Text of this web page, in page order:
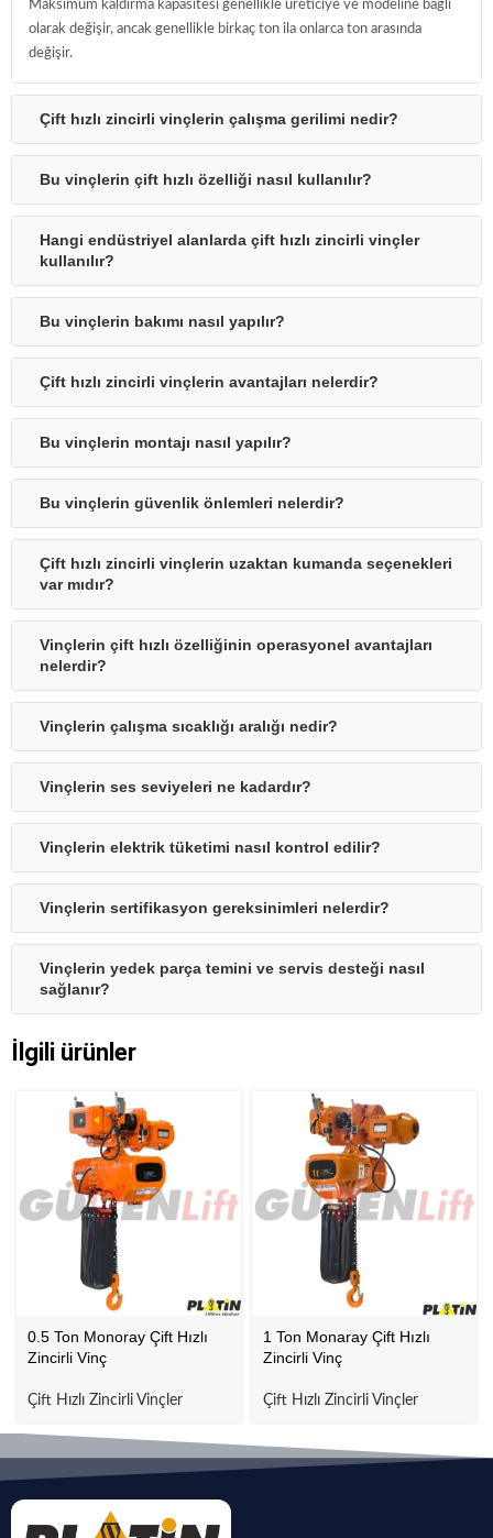
Maksimum kaldırma kapasitesi genellikle üreticiye ve modeline bağlı
olarak değişir, ancak genellikle birkaç ton ila onlarca ton arasında
değişir.
Çift hızlı zincirli vinçlerin çalışma gerilimi nedir?
Bu vinçlerin çift hızlı özelliği nasıl kullanılır?
Hangi endüstriyel alanlarda çift hızlı zincirli vinçler
kullanılır?
Bu vinçlerin bakımı nasıl yapılır?
Çift hızlı zincirli vinçlerin avantajları nelerdir?
Bu vinçlerin montajı nasıl yapılır?
Bu vinçlerin güvenlik önlemleri nelerdir?
Çift hızlı zincirli vinçlerin uzaktan kumanda seçenekleri
var mıdır?
Vinçlerin çift hızlı özelliğinin operasyonel avantajları
nelerdir?
Vinçlerin çalışma sıcaklığı aralığı nedir?
Vinçlerin ses seviyeleri ne kadardır?
Vinçlerin elektrik tüketimi nasıl kontrol edilir?
Vinçlerin sertifikasyon gereksinimleri nelerdir?
Vinçlerin yedek parça temini ve servis desteği nasıl
sağlanır?
İlgili ürünler
0.5 Ton Monoray Çift Hızlı
Zincirli Vinç
Çift Hızlı Zincirli Vinçler
1 Ton Monaray Çift Hızlı
Zincirli Vinç
Çift Hızlı Zincirli Vinçler